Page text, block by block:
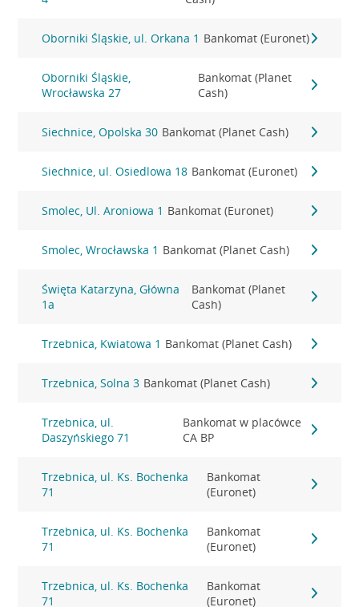
Oborniki Śląskie, ul. Orkana 1 Bankomat (Euronet)
Oborniki Śląskie,
Wrocławska 27
Bankomat (Planet
Cash)
Siechnice, Opolska 30 Bankomat (Planet Cash)
Siechnice, ul. Osiedlowa 18 Bankomat (Euronet)
Smolec, Ul. Aroniowa 1 Bankomat (Euronet)
Smolec, Wrocławska 1 Bankomat (Planet Cash)
Święta Katarzyna, Główna
1a
Bankomat (Planet
Cash)
Trzebnica, Kwiatowa 1 Bankomat (Planet Cash)
Trzebnica, Solna 3 Bankomat (Planet Cash)
Trzebnica, ul.
Daszyńskiego 71
Bankomat w placówce
CA BP
Trzebnica, ul. Ks. Bochenka
71
Bankomat
(Euronet)
Trzebnica, ul. Ks. Bochenka
71
Bankomat
(Euronet)
Trzebnica, ul. Ks. Bochenka
71
Bankomat
(Euronet)